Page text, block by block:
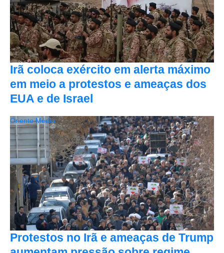
Irã coloca exército em alerta máximo
em meio a protestos e ameaças dos
EUA e de Israel
Protestos no Irã e ameaças de Trump
Oriente Médio